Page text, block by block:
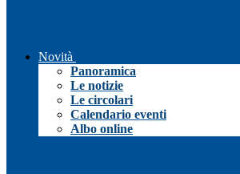
Novità
Panoramica
Le notizie
Le circolari
Calendario eventi
Albo online